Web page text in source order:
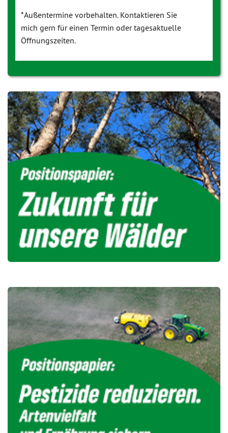
*Außentermine vorbehalten. Kontaktieren Sie
mich gern für einen Termin oder tagesaktuelle
Öffnungszeiten.